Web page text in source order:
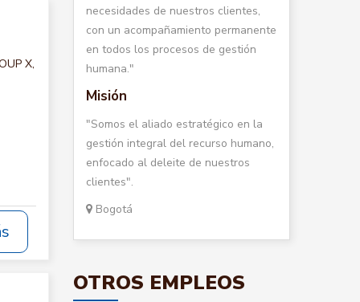
X,
necesidades de nuestros clientes,
con un acompañamiento permanente
en todos los procesos de gestión
humana."
Misión
"Somos el aliado estratégico en la
gestión integral del recurso humano,
enfocado al deleite de nuestros
clientes".
Bogotá
OTROS EMPLEOS